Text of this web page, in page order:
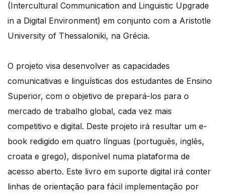
(Intercultural Communication and Linguistic Upgrade
in a Digital Environment) em conjunto com a Aristotle
University of Thessaloniki, na Grécia.
O projeto visa desenvolver as capacidades
comunicativas e linguísticas dos estudantes de Ensino
Superior, com o objetivo de prepará-los para o
mercado de trabalho global, cada vez mais
competitivo e digital. Deste projeto irá resultar um e-
book redigido em quatro línguas (português, inglês,
croata e grego), disponível numa plataforma de
acesso aberto. Este livro em suporte digital irá conter
linhas de orientação para fácil implementação por